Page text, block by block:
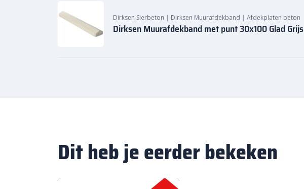
Dirksen Sierbeton | Dirksen Muurafdekband | Afdekplaten beton
Dirksen Muurafdekband met punt 30x100 Glad Grijs
Dit heb je eerder bekeken